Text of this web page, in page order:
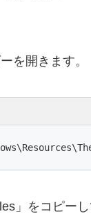
を開きます。
」をコピー